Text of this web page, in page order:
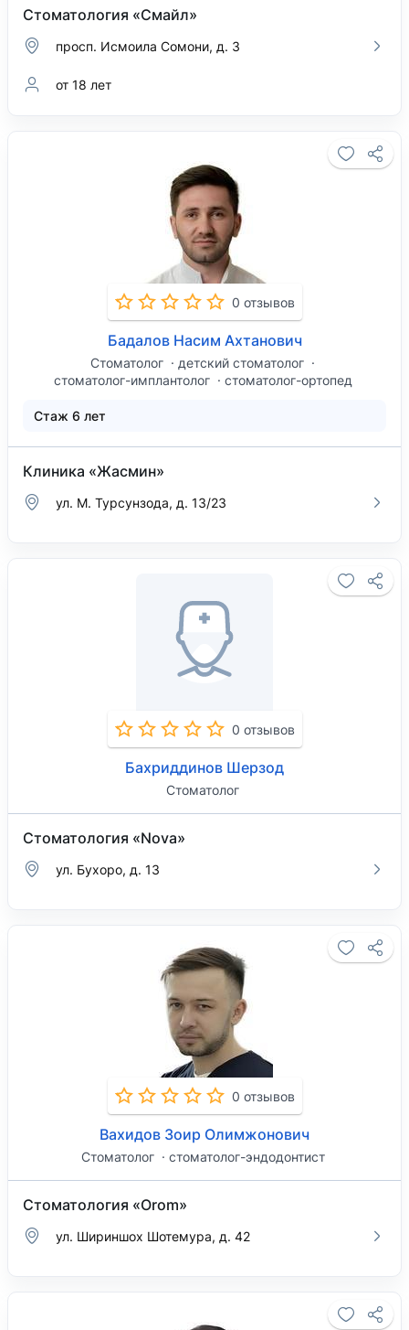
Стоматология «Смайл»
просп. Исмоила Сомони, д. 3
от 18 лет
0 отзывов
Бадалов Насим Ахтанович
Стоматолог
детский стоматолог
стоматолог-имплантолог
стоматолог-ортопед
Стаж 6 лет
Клиника «Жасмин»
ул. М. Турсунзода, д. 13/23
0 отзывов
Бахриддинов Шерзод
Стоматолог
Стоматология «Nova»
ул. Бухоро, д. 13
0 отзывов
Вахидов Зоир Олимжонович
Стоматолог стоматолог-эндодонтист
Стоматология «Orom»
ул. Шириншох Шотемура, д. 42